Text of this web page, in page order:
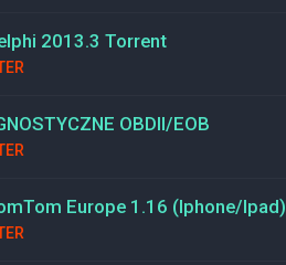
2013.3 Torrent
OBDII/EOB
Europe 1.16 (Iphone/Ipad)